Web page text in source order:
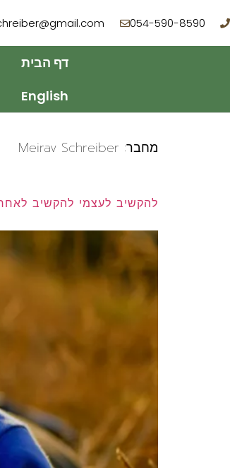
054-590-8590
דף הבית
English
מחבר: Meirav Schreiber
להקשיב לעצמי להקשיב